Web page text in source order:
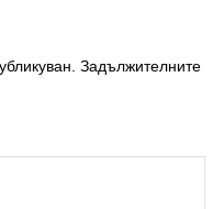
Задължителните